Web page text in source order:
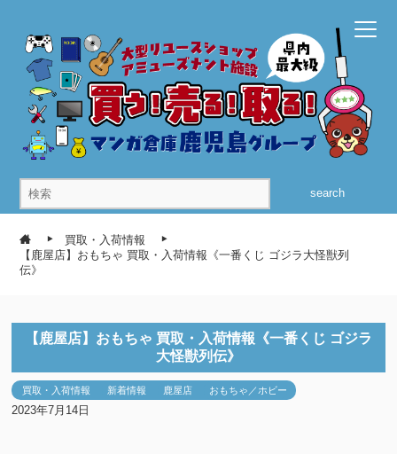
search
買取・入荷情報
【鹿屋店】おもちゃ 買取・入荷情報《一番くじ ゴジラ大怪獣列
伝》
【鹿屋店】おもちゃ 買取・入荷情報《一番くじ ゴジラ
大怪獣列伝》
買取・入荷情報 新着情報 鹿屋店 おもちゃ／ホビー
2023年7月14日